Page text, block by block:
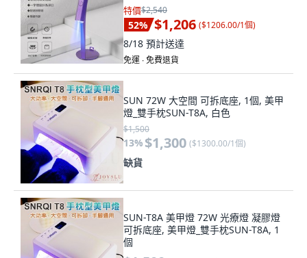
特價$2,540
52% $1,206 ($1206.00/1個)
8/18 預計送達
免運 ∙ 免費退貨
SUN 72W 大空間 可拆底座, 1個, 美甲
燈_雙手枕SUN-T8A, 白色
$1,500
13% $1,300 ($1300.00/1個)
缺貨
SUN-T8A 美甲燈 72W 光療燈 凝膠燈
可拆底座, 美甲燈_雙手枕SUN-T8A, 1
個